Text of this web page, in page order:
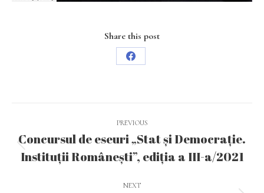
Share this post
Share
navigation
PREVIOUS
Previous
post:
Concursul de eseuri „Stat şi Democraţie.
Instituţii Româneşti”, ediția a III-a/2021
NEXT